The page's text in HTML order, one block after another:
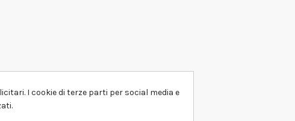
I cookie di terze parti per social media e